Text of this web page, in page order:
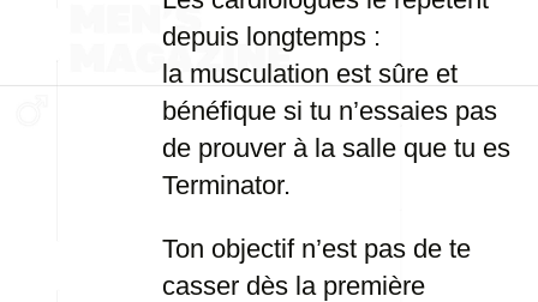
depuis longtemps :
la musculation est sûre et
bénéfique si tu n’essaies pas
de prouver à la salle que tu es
Terminator.
Ton objectif n’est pas de te
casser dès la première